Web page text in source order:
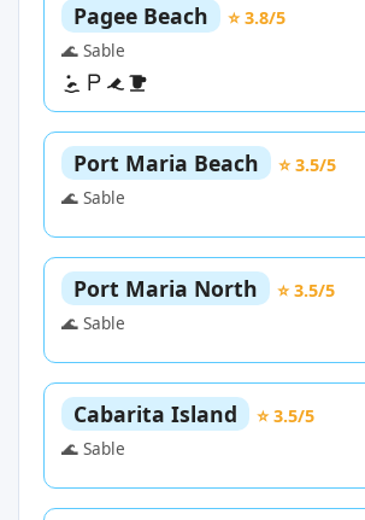
Pagee Beach
⭐ 3.8/5
🌊 Sable
Port Maria Beach
⭐ 3.5/5
🌊 Sable
Port Maria North
⭐ 3.5/5
🌊 Sable
Cabarita Island
⭐ 3.5/5
🌊 Sable